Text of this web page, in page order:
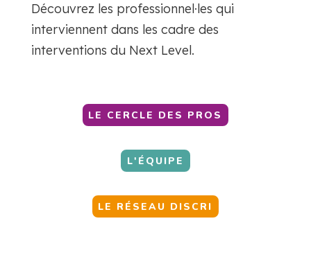
Découvrez les professionnel·les qui
interviennent dans les cadre des
interventions du Next Level.
LE CERCLE DES PROS
L'ÉQUIPE
LE RÉSEAU DISCRI